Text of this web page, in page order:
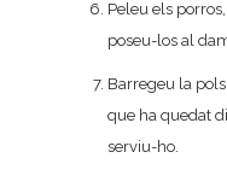
Peleu els
poseu-los al
Barregeu la
que ha quedat
serviu-ho.